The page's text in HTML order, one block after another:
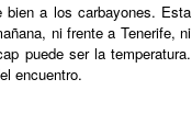
bien a los carbayones. Esta
ni frente a Tenerife, ni
puede ser la temperatura.
encuentro.